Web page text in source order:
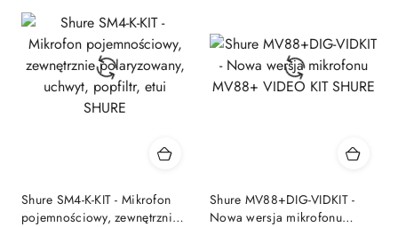
Shure SM4-K-KIT - Mikrofon
pojemnościowy, zewnętrznie
Shure MV88+DIG-VIDKIT -
Nowa wersja mikrofonu